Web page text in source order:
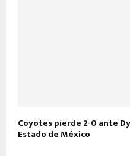
Coyotes pierde 2-0 ante
Estado de México